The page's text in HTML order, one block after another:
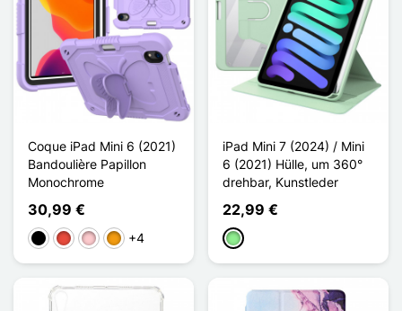
Coque iPad Mini 6 (2021)
Bandoulière Papillon
Monochrome
30,99 €
Schwarz
Rot PinkOrange
+4
iPad Mini 7 (2024) / Mini
6 (2021) Hülle, um 360°
drehbar, Kunstleder
22,99 €
Hellgrün